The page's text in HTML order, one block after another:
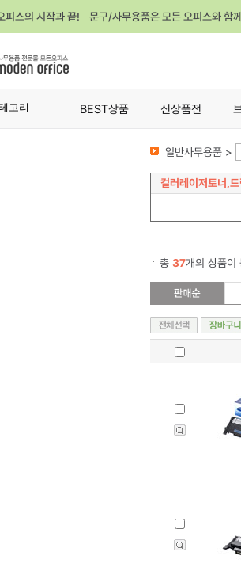
피스의 시작과 끝! 문구/사무용품은 모든 오피스와 함
고리 BEST상품 신상품전
일반사무용품 >
컬러레이저토너,드
총 37개의 상품이